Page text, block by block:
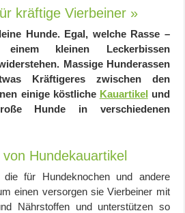
kräftige Vierbeiner »
Hunde. Egal, welche Rasse –
kleinen Leckerbissen
Massige Hunderassen
Kräftigeres zwischen den
einige köstliche Kauartikel und
Hunde in verschiedenen
Hundekauartikel
für Hundeknochen und andere
einen versorgen sie Vierbeiner mit
Nährstoffen und unterstützen so